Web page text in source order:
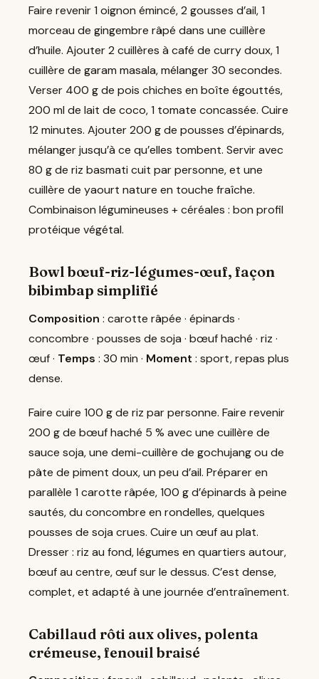
Faire revenir 1 oignon émincé, 2 gousses d’ail, 1
morceau de gingembre râpé dans une cuillère
d’huile. Ajouter 2 cuillères à café de curry doux, 1
cuillère de garam masala, mélanger 30 secondes.
Verser 400 g de pois chiches en boîte égouttés,
200 ml de lait de coco, 1 tomate concassée. Cuire
12 minutes. Ajouter 200 g de pousses d’épinards,
mélanger jusqu’à ce qu’elles tombent. Servir avec
80 g de riz basmati cuit par personne, et une
cuillère de yaourt nature en touche fraîche.
Combinaison légumineuses + céréales : bon profil
protéique végétal.
Bowl bœuf-riz-légumes-œuf, façon
bibimbap simplifié
Composition : carotte râpée · épinards ·
concombre · pousses de soja · bœuf haché · riz ·
œuf · Temps : 30 min · Moment : sport, repas plus
dense.
Faire cuire 100 g de riz par personne. Faire revenir
200 g de bœuf haché 5 % avec une cuillère de
sauce soja, une demi-cuillère de gochujang ou de
pâte de piment doux, un peu d’ail. Préparer en
parallèle 1 carotte râpée, 100 g d’épinards à peine
sautés, du concombre en rondelles, quelques
pousses de soja crues. Cuire un œuf au plat.
Dresser : riz au fond, légumes en quartiers autour,
bœuf au centre, œuf sur le dessus. C’est dense,
complet, et adapté à une journée d’entraînement.
Cabillaud rôti aux olives, polenta
crémeuse, fenouil braisé